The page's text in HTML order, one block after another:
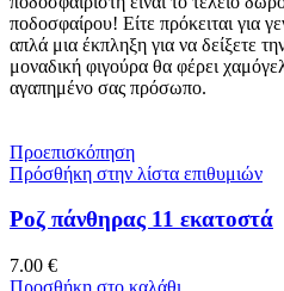
ποδοσφαίρου! Είτε πρόκειται για
απλά μια έκπληξη για να δείξετε
μοναδική φιγούρα θα φέρει
αγαπημένο σας πρόσωπο.
Προεπισκόπηση
Πρόσθήκη στην λίστα επιθυμιών
Ροζ πάνθηρας 11 εκατοστά
7.00 €